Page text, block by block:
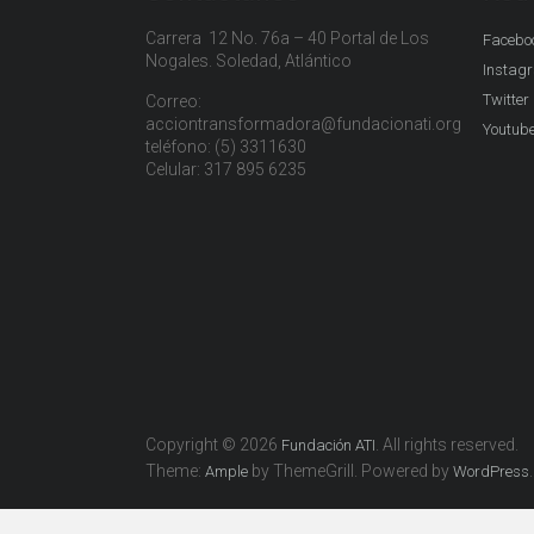
Carrera 12 No. 76a – 40 Portal de Los
Nogales. Soledad, Atlántico
Correo:
acciontransformadora@fundacionati.org
teléfono: (5) 3311630
Celular: 317 895 6235
Twitter
Copyright © 2026 Fundación ATI . All rights reserved.
Theme: Ample by ThemeGrill. Powered by WordPress